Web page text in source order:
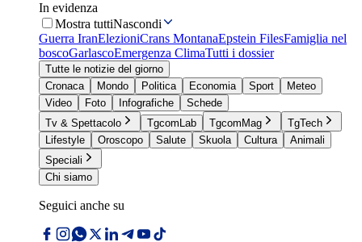
In evidenza
Mostra tuttiNascondi
Guerra IranElezioniCrans MontanaEpstein FilesFamiglia nel
boscoGarlascoEmergenza ClimaTutti i dossier
Tutte le notizie del giorno
Cronaca
Mondo Politica Economia Sport
Meteo
Video
Foto Infografiche
Schede
Tv & Spettacolo
TgcomLab TgcomMag
TgTech
Lifestyle
Oroscopo Salute Skuola Cultura
Animali
Speciali
Chi siamo
Seguici anche su